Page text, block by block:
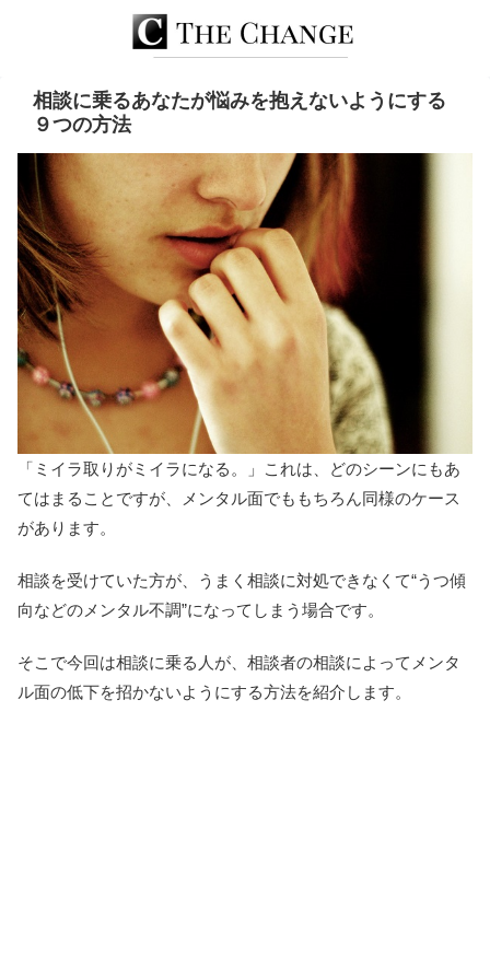
相談に乗るあなたが悩みを抱えないようにする
９つの方法
「ミイラ取りがミイラになる。」これは、どのシーンにもあ
てはまることですが、メンタル面でももちろん同様のケース
があります。
相談を受けていた方が、うまく相談に対処できなくて“うつ傾
向などのメンタル不調”になってしまう場合です。
そこで今回は相談に乗る人が、相談者の相談によってメンタ
ル面の低下を招かないようにする方法を紹介します。